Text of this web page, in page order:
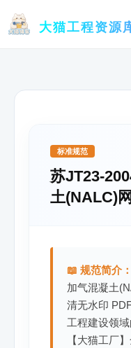
大猫工程资源
标准规范
苏JT23-
土(NALC)
📖 规范简介：
加气混凝土
清无水印
工程建设领
【大猫工厂